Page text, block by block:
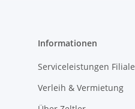
Informationen
Serviceleistungen Filiale
Verleih & Vermietung